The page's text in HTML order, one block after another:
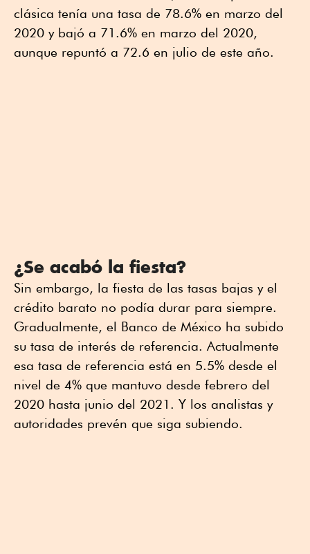
clásica tenía una tasa de 78.6% en marzo del
2020 y bajó a 71.6% en marzo del 2020,
aunque repuntó a 72.6 en julio de este año.
¿Se acabó la fiesta?
Sin embargo, la fiesta de las tasas bajas y el
crédito barato no podía durar para siempre.
Gradualmente, el Banco de México ha subido
su tasa de interés de referencia. Actualmente
esa tasa de referencia está en 5.5% desde el
nivel de 4% que mantuvo desde febrero del
2020 hasta junio del 2021. Y los analistas y
autoridades prevén que siga subiendo.